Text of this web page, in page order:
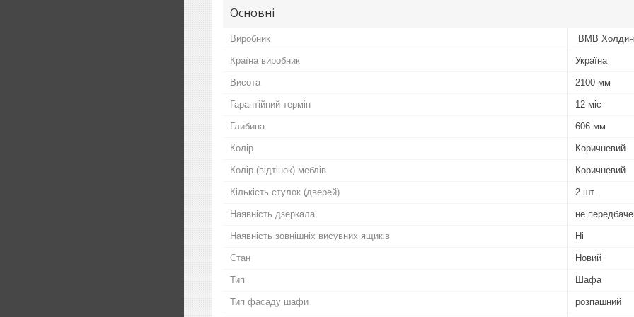
Основні
Виробник ВМВ
Країна виробник Україна
Висота 2100 мм
Гарантійний термін 12 міс
Глибина 606 мм
Колір Коричневий
Колір (відтінок) меблів Коричневий
Кількість стулок (дверей) 2 шт.
Наявність дзеркала не
Наявність зовнішніх висувних ящиків Ні
Стан Новий
Тип Шафа
Тип фасаду шафи розпашний